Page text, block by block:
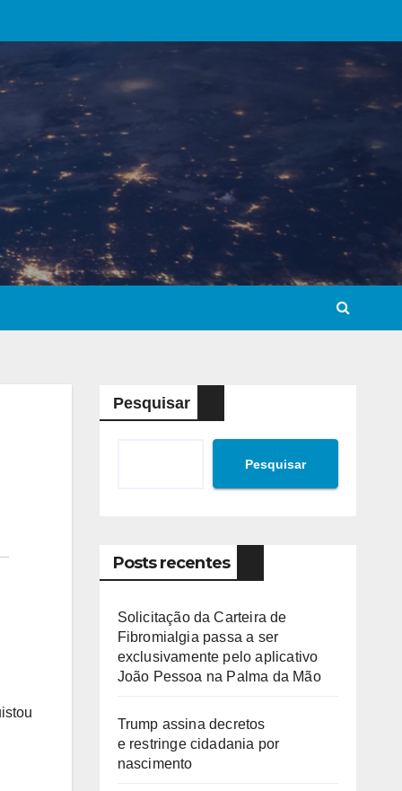
Pesquisar
Pesquisar
Posts recentes
Solicitação da Carteira de
Fibromialgia passa a ser
exclusivamente pelo aplicativo
João Pessoa na Palma da Mão
Trump assina decretos
e restringe cidadania por
nascimento